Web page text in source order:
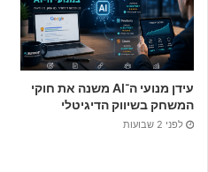
עידן מנועי ה־AI משנה את חוקי
המשחק בשיווק הדיגיטלי
לפני 2 שבועות